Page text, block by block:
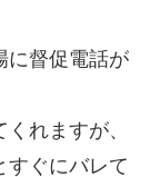
に督促電話が
れますが、
すぐにバレて